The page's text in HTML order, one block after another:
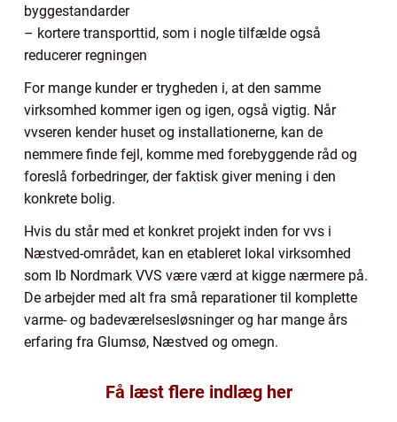
byggestandarder
– kortere transporttid, som i nogle tilfælde også
reducerer regningen
For mange kunder er trygheden i, at den samme
virksomhed kommer igen og igen, også vigtig. Når
vvseren kender huset og installationerne, kan de
nemmere finde fejl, komme med forebyggende råd og
foreslå forbedringer, der faktisk giver mening i den
konkrete bolig.
Hvis du står med et konkret projekt inden for vvs i
Næstved-området, kan en etableret lokal virksomhed
som Ib Nordmark VVS være værd at kigge nærmere på.
De arbejder med alt fra små reparationer til komplette
varme- og badeværelsesløsninger og har mange års
erfaring fra Glumsø, Næstved og omegn.
Få læst flere indlæg her